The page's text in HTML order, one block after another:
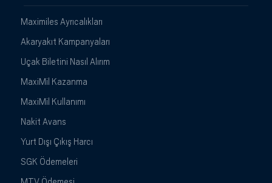
Maximiles Ayrıcalıkları
Akaryakıt Kampanyaları
Uçak Biletini Nasıl Alırım
MaxiMil Kazanma
MaxiMil Kullanımı
Nakit Avans
Yurt Dışı Çıkış Harcı
SGK Ödemeleri